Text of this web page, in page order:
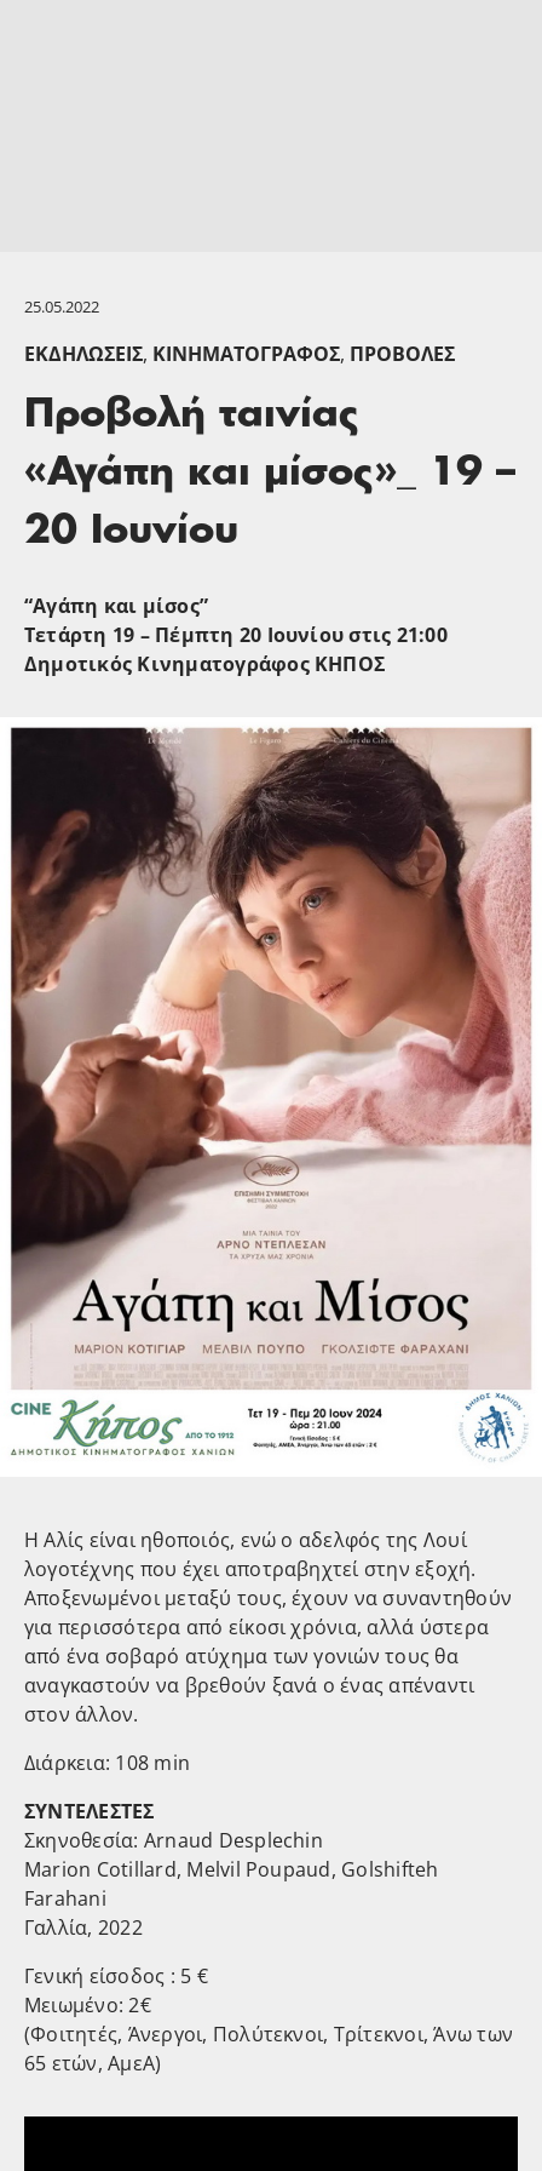
25.05.2022
ΕΚΔΗΛΏΣΕΙΣ, ΚΙΝΗΜΑΤΟΓΡΆΦΟΣ, ΠΡΟΒΟΛΈΣ
Προβολή ταινίας
«Αγάπη και μίσος»_ 19 –
20 Ιουνίου
“Αγάπη και μίσος”
Τετάρτη 19 – Πέμπτη 20 Ιουνίου στις 21:00
Δημοτικός Κινηματογράφος ΚΗΠΟΣ
Η Αλίς είναι ηθοποιός, ενώ ο αδελφός της Λουί
λογοτέχνης που έχει αποτραβηχτεί στην εξοχή.
Αποξενωμένοι μεταξύ τους, έχουν να συναντηθούν
για περισσότερα από είκοσι χρόνια, αλλά ύστερα
από ένα σοβαρό ατύχημα των γονιών τους θα
αναγκαστούν να βρεθούν ξανά ο ένας απέναντι
στον άλλον.
Διάρκεια: 108 min
ΣΥΝΤΕΛΕΣΤΕΣ
Σκηνοθεσία: Arnaud Desplechin
Marion Cotillard, Melvil Poupaud, Golshifteh
Farahani
Γαλλία, 2022
Γενική είσοδος : 5 €
Μειωμένο: 2€
(Φοιτητές, Άνεργοι, Πολύτεκνοι, Τρίτεκνοι, Άνω των
65 ετών, ΑμεΑ)